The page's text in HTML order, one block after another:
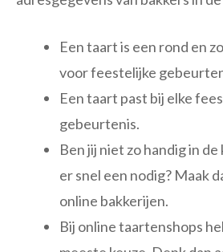
Een taart is een rond en
voor feestelijke
Een taart past bij elke
gebeurtenis.
Ben jij niet zo handig in
er snel een nodig? Maak
online bakkerijen.
Bij online taartenshops